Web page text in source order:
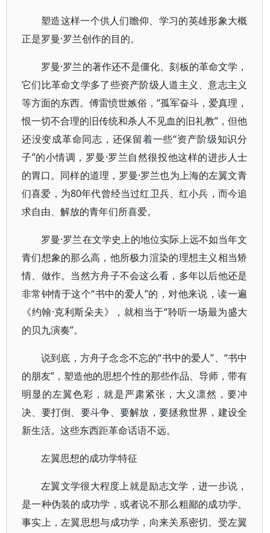
塑造这样一个供人们瞻仰、学习的英雄形象大概
正是罗曼·罗兰创作的目的。
罗曼·罗兰的著作还不是僵化、刻板的革命文学，
它们比革命文学多了些资产阶级人道主义、意志主义
等方面的东西。傅雷愤世嫉俗，“孤军奋斗，爱真理，
恨一切不合理的旧传统和杀人不见血的旧礼教”，但他
还没变成革命同志，还保留着一些“资产阶级知识分
子”的小情调，罗曼·罗兰自然很投他这样的进步人士
的胃口。同样的道理，罗曼·罗兰也为上海的左翼文青
们喜爱，为80年代曾经当过红卫兵、红小兵，而今追
求自由、解放的青年们所喜爱。
罗曼·罗兰在文学史上的地位实际上远不如当年文
青们想象的那么高，他所极力渲染的理想主义相当矫
情、做作。当然方舟子不会这么看，多年以后他还是
非常钟情于这个“书中的爱人”的，对他来说，读一遍
《约翰·克利斯朵夫》，就相当于“聆听一场最为盛大
的贝九演奏”。
说到底，方舟子念念不忘的“书中的爱人”、“书中
的朋友”，塑造他的思想个性的那些作品、导师，带有
明显的左翼色彩，就是严肃紧张，大义凛然，要冲
决、要打倒、要斗争、要解放，要拯救世界，建设全
新生活。这些东西距革命话语不远。
左翼思想的成功学特征
左翼文学很大程度上就是励志文学，进一步说，
是一种伪装的成功学，或者说不那么粗鄙的成功学。
事实上，左翼思想与成功学，向来关系密切。受左翼